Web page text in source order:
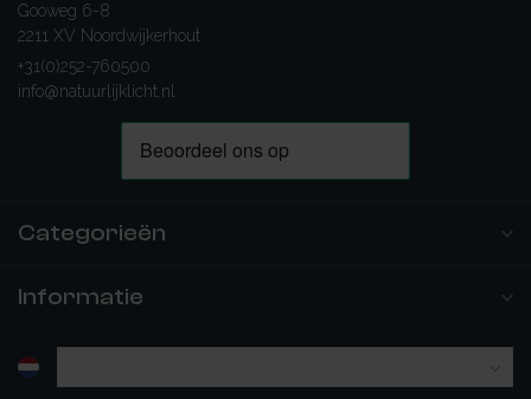
Gooweg 6-8
2211 XV Noordwijkerhout
+31(0)252-760500
info@natuurlijklicht.nl
Categorieën
Informatie